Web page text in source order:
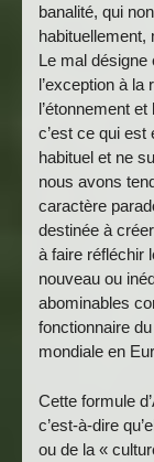
banalité, qui
habituellement,
Le mal désigne
l’exception à
l’étonnement
c’est ce qui
habituel et ne
nous avons
caractère
destinée à
à faire réfléchir
nouveau ou
abominables
fonctionnaire
mondiale en
Cette formule
c’est-à-dire
ou de la «